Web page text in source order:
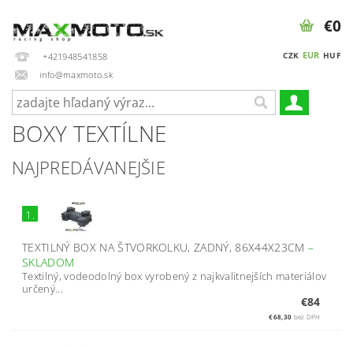
+421948541858
info@maxmoto.sk
CZK EUR HUF
€0
BOXY TEXTÍLNE
NAJPREDÁVANEJŠIE
1.
TEXTILNÝ BOX NA ŠTVORKOLKU, ZADNÝ, 86X44X23CM –
SKLADOM
Textilný, vodeodolný box vyrobený z najkvalitnejších materiálov
určený...
€84
€68,30 bez DPH